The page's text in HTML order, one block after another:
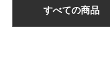
すべての商品